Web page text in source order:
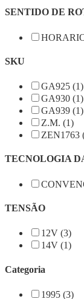
SENTIDO DE
SKU
GA925 (1)
GA930 (1)
GA939 (1)
Z.M. (1)
ZEN1763
TECNOLOGIA
TENSÃO
12V (3)
14V (1)
Categoria
1995 (3)